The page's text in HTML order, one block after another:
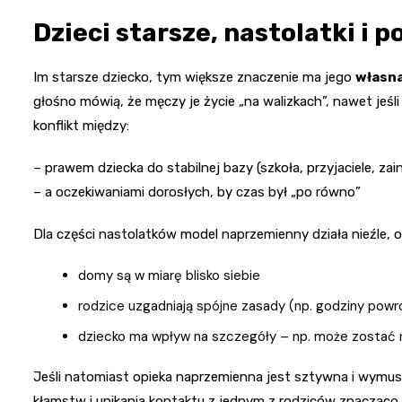
Dzieci starsze, nastolatki i
Im starsze dziecko, tym większe znaczenie ma jego
głośno mówią, że męczy je życie „na walizkach”, nawet
konflikt między:
– prawem dziecka do stabilnej bazy (szkoła, przyjaciele,
– a oczekiwaniami dorosłych, by czas był „po równo”
Dla części nastolatków model naprzemienny działa nieźle,
domy są w miarę blisko siebie
rodzice uzgadniają spójne zasady (np. godziny
dziecko ma wpływ na szczegóły – np. może
Jeśli natomiast opieka naprzemienna jest sztywna i